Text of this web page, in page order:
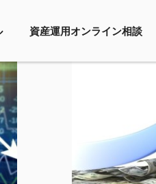
資産運用オンライン相談